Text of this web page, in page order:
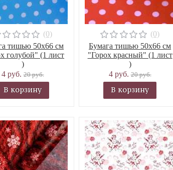
(0)
тишью 50х66 см
голубой" (1 лист
)
4 руб.20 руб.
В корзину
(0)
Бумага тишью 50х66 см
"Горох красный" (1 лист
)
4 руб.20 руб.
В корзину